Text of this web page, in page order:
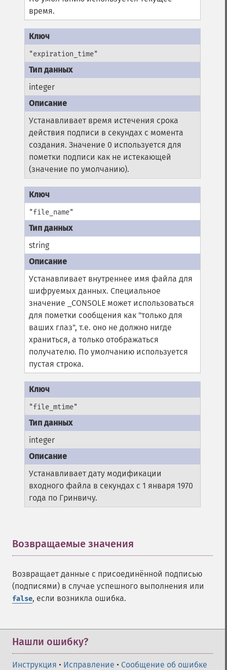
время.
"expiration_time"
integer
Устанавливает время истечения срока
действия подписи в секундах с момента
создания. Значение 0 используется для
пометки подписи как не истекающей
(значение по умолчанию).
"file_name"
string
Устанавливает внутреннее имя файла для
шифруемых данных. Специальное
значение _CONSOLE может использоваться
для пометки сообщения как "только для
ваших глаз", т.е. оно не должно нигде
храниться, а только отображаться
получателю. По умолчанию используется
пустая строка.
"file_mtime"
integer
Устанавливает дату модификации
входного файла в секундах с 1 января 1970
года по Гринвичу.
Возвращаемые значения
Возвращает данные с присоединённой подписью
(подписями) в случае успешного выполнения или
false, если возникла ошибка.
Нашли ошибку?
Инструкция • Исправление • Сообщение об ошибке